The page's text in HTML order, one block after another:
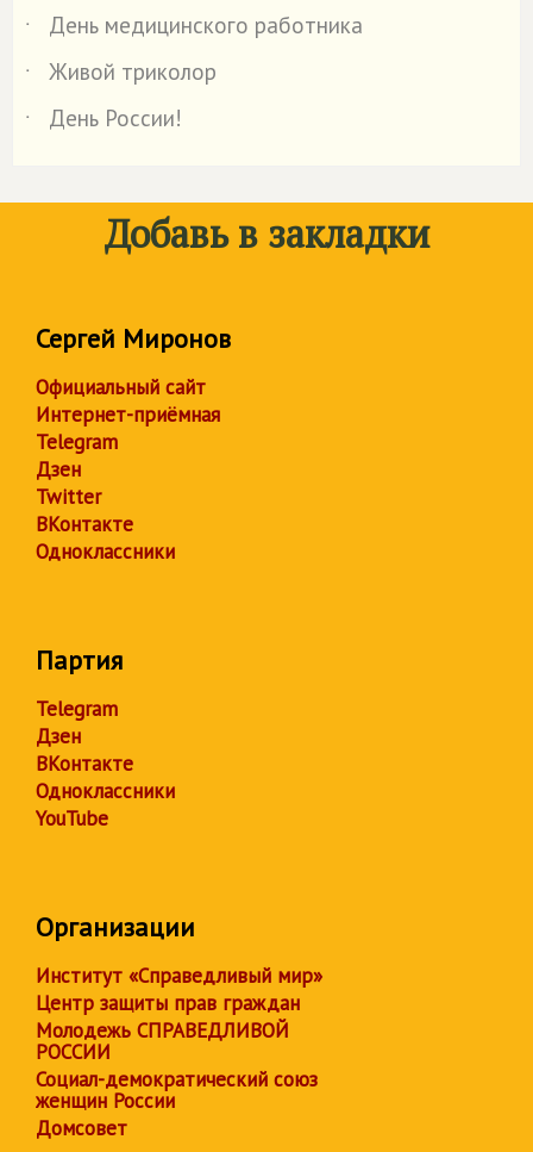
˙
День медицинского работника
˙
Живой триколор
˙
День России!
Добавь в закладки
Сергей Миронов
Официальный сайт
Интернет-приёмная
Telegram
Дзен
Twitter
ВКонтакте
Одноклассники
Партия
Telegram
Дзен
ВКонтакте
Одноклассники
YouTube
Организации
Институт «Справедливый мир»
Центр защиты прав граждан
Молодежь СПРАВЕДЛИВОЙ
РОССИИ
Социал-демократический союз
женщин России
Домсовет